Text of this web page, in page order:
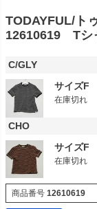
TODAYFUL/
12610619 T
C/GLY
サイズF
在庫切れ
CHO
サイズF
在庫切れ
商品番号 12610619